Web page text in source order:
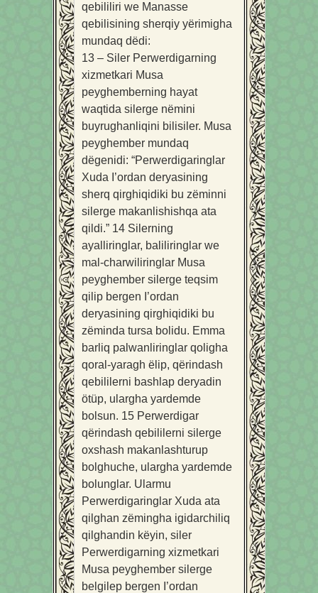
qebililiri we Manasse
qebilisining sherqiy yërimigha
mundaq dëdi:
13 – Siler Perwerdigarning
xizmetkari Musa
peyghemberning hayat
waqtida silerge nëmini
buyrughanliqini bilisiler. Musa
peyghember mundaq
dëgenidi: “Perwerdigaringlar
Xuda I’ordan deryasining
sherq qirghiqidiki bu zëminni
silerge makanlishishqa ata
qildi.” 14 Silerning
ayalliringlar, baliliringlar we
mal-charwiliringlar Musa
peyghember silerge teqsim
qilip bergen I’ordan
deryasining qirghiqidiki bu
zëminda tursa bolidu. Emma
barliq palwanliringlar qoligha
qoral-yaragh ëlip, qërindash
qebililerni bashlap deryadin
ötüp, ulargha yardemde
bolsun. 15 Perwerdigar
qërindash qebililerni silerge
oxshash makanlashturup
bolghuche, ulargha yardemde
bolunglar. Ularmu
Perwerdigaringlar Xuda ata
qilghan zëmingha igidarchiliq
qilghandin këyin, siler
Perwerdigarning xizmetkari
Musa peyghember silerge
belgilep bergen I’ordan